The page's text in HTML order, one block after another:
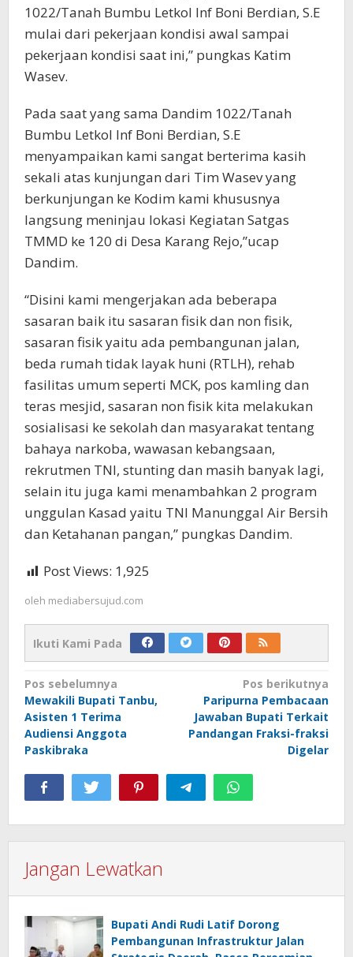
1022/Tanah Bumbu Letkol Inf Boni Berdian, S.E
mulai dari pekerjaan kondisi awal sampai
pekerjaan kondisi saat ini,” pungkas Katim
Wasev.
Pada saat yang sama Dandim 1022/Tanah
Bumbu Letkol Inf Boni Berdian, S.E
menyampaikan kami sangat berterima kasih
sekali atas kunjungan dari Tim Wasev yang
berkunjungan ke Kodim kami khususnya
langsung meninjau lokasi Kegiatan Satgas
TMMD ke 120 di Desa Karang Rejo,”ucap
Dandim.
“Disini kami mengerjakan ada beberapa
sasaran baik itu sasaran fisik dan non fisik,
sasaran fisik yaitu ada pembangunan jalan,
beda rumah tidak layak huni (RTLH), rehab
fasilitas umum seperti MCK, pos kamling dan
teras mesjid, sasaran non fisik kita melakukan
sosialisasi ke sekolah dan masyarakat tentang
bahaya narkoba, wawasan kebangsaan,
rekrutmen TNI, stunting dan masih banyak lagi,
selain itu juga kami menambahkan 2 program
unggulan Kasad yaitu TNI Manunggal Air Bersih
dan Ketahanan pangan,” pungkas Dandim.
Post Views: 1,925
oleh mediabersujud.com
Ikuti Kami Pada
Navigasi
pos
Pos sebelumnya
Mewakili Bupati Tanbu,
Asisten 1 Terima
Audiensi Anggota
Paskibraka
Pos berikutnya
Paripurna Pembacaan
Jawaban Bupati Terkait
Pandangan Fraksi-fraksi
Digelar
Jangan Lewatkan
Bupati Andi Rudi Latif Dorong
Pembangunan Infrastruktur Jalan